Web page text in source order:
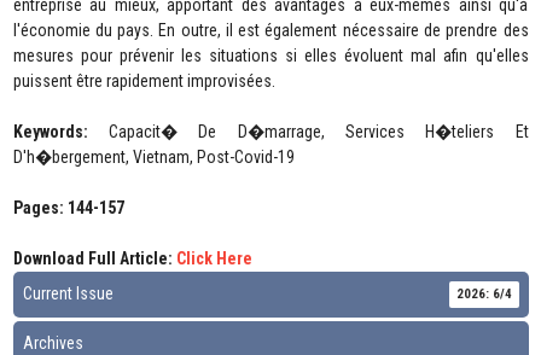
entreprise au mieux, apportant des avantages à eux-mêmes ainsi qu'à
l'économie du pays. En outre, il est également nécessaire de prendre des
mesures pour prévenir les situations si elles évoluent mal afin qu'elles
puissent être rapidement improvisées.
Keywords: Capacit� De D�marrage, Services H�teliers Et
D'h�bergement, Vietnam, Post-Covid-19
Pages: 144-157
Download Full Article: Click Here
Current Issue
2026: 6/4
Archives